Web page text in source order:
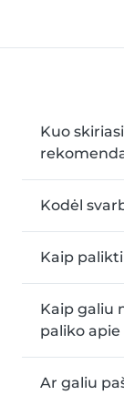
Kuo
Kodėl
Kaip
Kaip galiu
paliko apie
Ar galiu